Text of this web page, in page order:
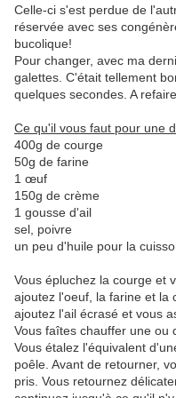
Celle-ci s'est perdue de
réservée avec ses
bucolique!
Pour changer, avec ma
galettes. C'était tellement
quelques secondes. A
Ce qu'il vous faut pour une
400g de courge
50g de farine
1 œuf
150g de crème
1 gousse d'ail
sel, poivre
un peu d'huile pour la
Vous épluchez la courge et
ajoutez l'oeuf, la farine et la
ajoutez l'ail écrasé et vous
Vous faîtes chauffer une ou
Vous étalez l'équivalent
poêle. Avant de retourner,
pris. Vous retournez